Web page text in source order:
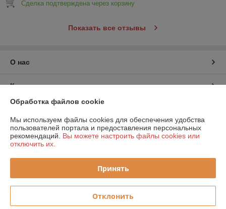
Сделка подтверждена через корзину
Показать все отзывы
О нас
Контакты
График работы
Полная версия сайта
Политика обработки cookies
Сайт создан на платформе Deal.by
Обработка файлов cookie
Мы используем файлы cookies для обеспечения удобства
пользователей портала и предоставления персональных
рекомендаций. Вы можете настроить файлы cookies или
отключить их.
Принять
Отклонить